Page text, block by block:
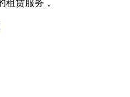
租赁服务，